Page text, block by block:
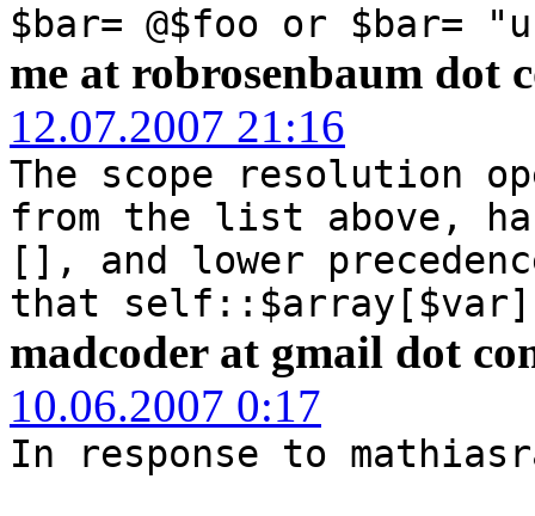
$bar= @$foo or $bar=
me at robrosenbaum dot
12.07.2007 21:16
The scope resolution
from the list above,
[], and lower
that self::$array[$var]
madcoder at gmail dot
10.06.2007 0:17
In response to